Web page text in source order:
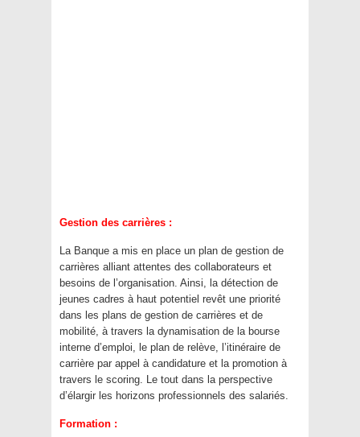
Gestion des carrières :
La Banque a mis en place un plan de gestion de
carrières alliant attentes des collaborateurs et
besoins de l’organisation. Ainsi, la détection de
jeunes cadres à haut potentiel revêt une priorité
dans les plans de gestion de carrières et de
mobilité, à travers la dynamisation de la bourse
interne d’emploi, le plan de relève, l’itinéraire de
carrière par appel à candidature et la promotion à
travers le scoring. Le tout dans la perspective
d’élargir les horizons professionnels des salariés.
Formation :